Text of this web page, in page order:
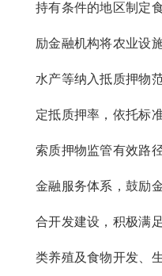
持有条件的地区制定
励金融机构将农业设
水产等纳入抵质押物
定抵质押率，依托标
索质押物监管有效路
金融服务体系，鼓励
合开发建设，积极满
类养殖及食物开发、